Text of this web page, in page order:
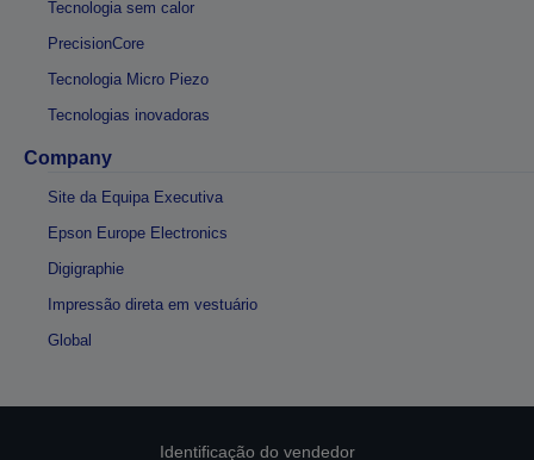
Tecnologia sem calor
PrecisionCore
Tecnologia Micro Piezo
Tecnologias inovadoras
Company
Site da Equipa Executiva
Epson Europe Electronics
Digigraphie
Impressão direta em vestuário
Global
Identificação do vendedor